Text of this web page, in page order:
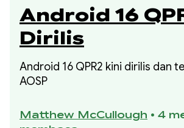
Android 16
Dirilis
Android 16 QPR2 kini dirilis dan
AOSP
Matthew McCullough • 4